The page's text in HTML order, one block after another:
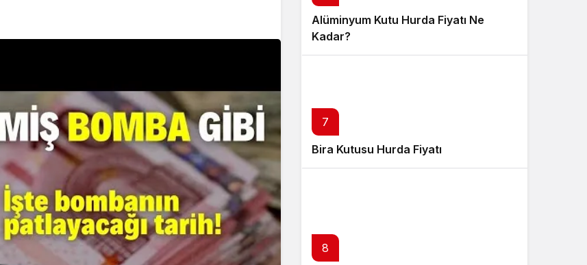
Alüminyum Kutu Hurda Fiyatı Ne
Kadar?
7
Bira Kutusu Hurda Fiyatı
8